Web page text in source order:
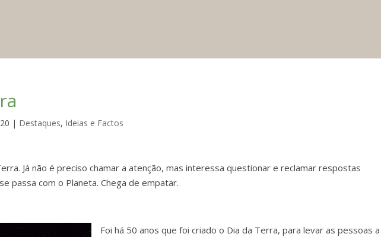
| Destaques, Ideias e Factos
Já não é preciso chamar a atenção, mas interessa questionar e reclamar respostas
passa com o Planeta. Chega de empatar.
Foi há 50 anos que foi criado o Dia da Terra, para levar as pessoas a